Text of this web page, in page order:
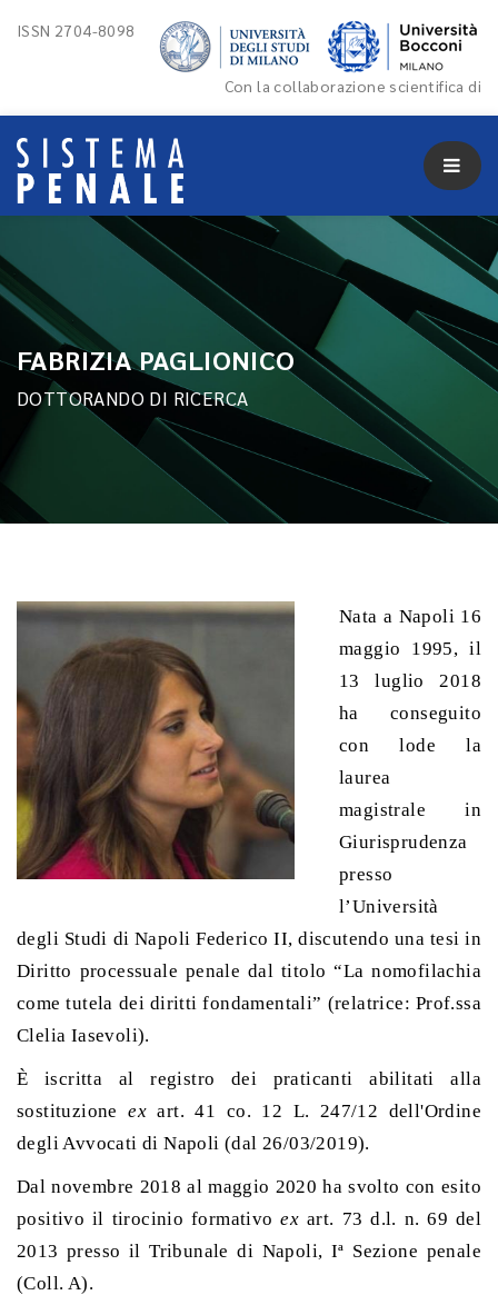
ISSN 2704-8098
Con la collaborazione scientifica di
FABRIZIA PAGLIONICO
DOTTORANDO DI RICERCA
Nata a Napoli 16
maggio 1995, il
13 luglio 2018
ha conseguito
con lode la
laurea
magistrale in
Giurisprudenza
presso
l’Università
degli Studi di Napoli Federico II, discutendo una tesi in
Diritto processuale penale dal titolo “La nomofilachia
come tutela dei diritti fondamentali” (relatrice: Prof.ssa
Clelia Iasevoli).
È iscritta al registro dei praticanti abilitati alla
sostituzioneex art. 41 co. 12 L. 247/12 dell'Ordine
degli Avvocati di Napoli (dal 26/03/2019).
Dal novembre 2018 al maggio 2020 ha svolto con esito
positivo il tirocinio formativoex art. 73 d.l. n. 69 del
2013 presso il Tribunale di Napoli, Iª Sezione penale
(Coll. A).